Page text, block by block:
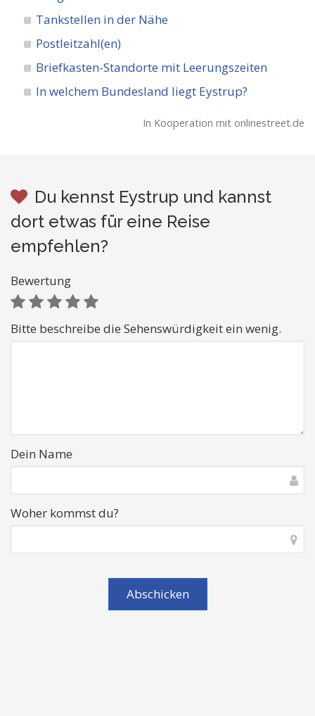
Tankstellen in der Nähe
Postleitzahl(en)
Briefkasten-Standorte mit Leerungszeiten
In welchem Bundesland liegt Eystrup?
In Kooperation mit onlinestreet.de
Du kennst Eystrup und kannst
dort etwas für eine Reise
empfehlen?
Bewertung
Bitte beschreibe die Sehenswürdigkeit ein wenig.
Dein Name
Woher kommst du?